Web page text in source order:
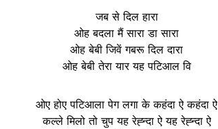
जब से दिल हारा
ओह बदला मैं सारा डा सारा
ओह बेबी जिवें गबरू दिल दारा
ओह बेबी तेरा यार यह पटिआल वि
ओए होए पटिआला पेग लगा के कहंदा ऐ कहंदा ऐ
कल्ले मिलो तो चुप यह रेह्न्दा ऐ यह रेह्न्दा ऐ